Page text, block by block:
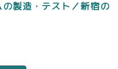
製造・テスト／新宿の